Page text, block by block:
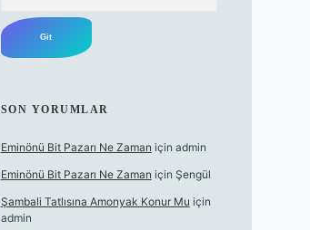
SON YORUMLAR
Eminönü Bit Pazarı Ne Zaman için admin
Eminönü Bit Pazarı Ne Zaman için Şengül
Şambali Tatlısına Amonyak Konur Mu için
admin